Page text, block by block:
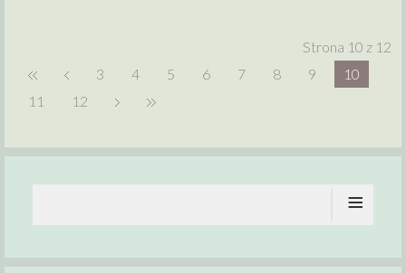
Strona 10 z 12
3
4 5 6 7 8 9
10
11
12
≡